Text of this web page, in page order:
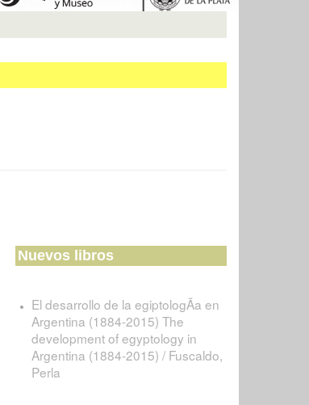
Nuevos libros
El desarrollo de la egiptologÃ­a en
Argentina (1884-2015) The
development of egyptology in
Argentina (1884-2015) / Fuscaldo,
Perla